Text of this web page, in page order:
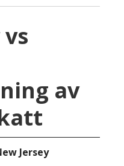
av
Jersey